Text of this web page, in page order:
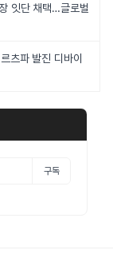
잇단 채택…글로벌
츠파 발진 디바이
구독